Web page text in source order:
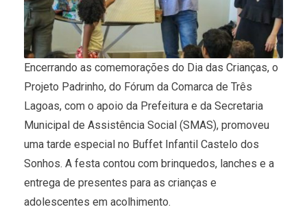
Encerrando as comemorações do Dia das Crianças, o
Projeto Padrinho, do Fórum da Comarca de Três
Lagoas, com o apoio da Prefeitura e da Secretaria
Municipal de Assistência Social (SMAS), promoveu
uma tarde especial no Buffet Infantil Castelo dos
Sonhos. A festa contou com brinquedos, lanches e a
entrega de presentes para as crianças e
adolescentes em acolhimento.